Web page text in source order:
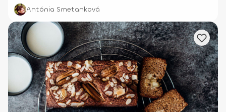
Antónia Smetanková